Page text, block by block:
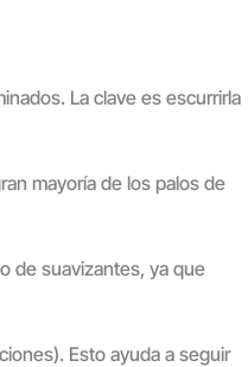
La clave es escurrirla
mayoría de los palos de
de suavizantes, ya que
Esto ayuda a seguir